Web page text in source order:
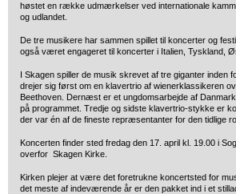
høstet en række udmærkelser ved internationale
og udlandet.
De tre musikere har sammen spillet til koncerter og
også været engageret til koncerter i Italien, Tyskland,
I Skagen spiller de musik skrevet af tre giganter inden
drejer sig først om en klavertrio af wienerklassikeren
Beethoven. Dernæst er et ungdomsarbejde af
på programmet. Tredje og sidste klavertrio-stykke er
der var én af de fineste repræsentanter for den tidlige
Koncerten finder sted fredag den 17. april kl. 19.00 i
overfor Skagen Kirke.
Kirken plejer at være det foretrukne koncertsted for
det meste af indeværende år er den pakket ind i et